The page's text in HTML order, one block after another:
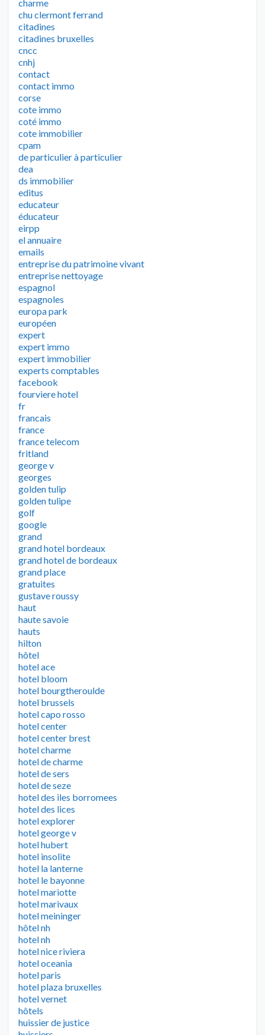
charme
chu clermont ferrand
citadines
citadines bruxelles
cncc
cnhj
contact
contact immo
corse
cote immo
coté immo
cote immobilier
cpam
de particulier à particulier
dea
ds immobilier
editus
educateur
éducateur
eirpp
el annuaire
emails
entreprise du patrimoine vivant
entreprise nettoyage
espagnol
espagnoles
europa park
européen
expert
expert immo
expert immobilier
experts comptables
facebook
fourviere hotel
fr
francais
france
france telecom
fritland
george v
georges
golden tulip
golden tulipe
golf
google
grand
grand hotel bordeaux
grand hotel de bordeaux
grand place
gratuites
gustave roussy
haut
haute savoie
hauts
hilton
hôtel
hotel ace
hotel bloom
hotel bourgtheroulde
hotel brussels
hotel capo rosso
hotel center
hotel center brest
hotel charme
hotel de charme
hotel de sers
hotel de seze
hotel des iles borromees
hotel des lices
hotel explorer
hotel george v
hotel hubert
hotel insolite
hotel la lanterne
hotel le bayonne
hotel mariotte
hotel marivaux
hotel meininger
hôtel nh
hotel nh
hotel nice riviera
hotel oceania
hotel paris
hotel plaza bruxelles
hotel vernet
hôtels
huissier de justice